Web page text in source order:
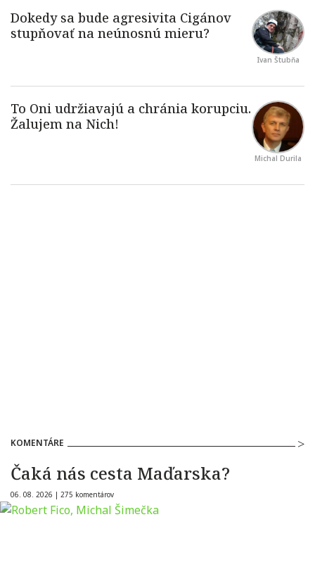
Ivan Štubňa
Michal Durila
KOMENTÁRE
Čaká nás cesta Maďarska?
06. 08. 2026 | 275 komentárov